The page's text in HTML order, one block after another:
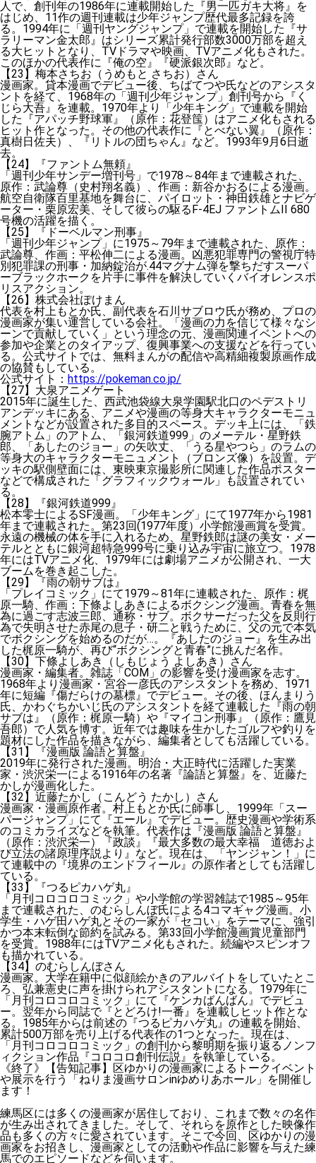
人で、創刊年の1986年に連載開始した『男一匹ガキ大将』を
はじめ、11作の週刊連載は少年ジャンプ歴代最多記録を誇
る。1994年に「週刊ヤングジャンプ」で連載を開始した『サ
ラリーマン金太郎』はシリーズ累計発行部数3000万部を超え
る大ヒットとなり、TVドラマや映画、TVアニメ化もされた。
このほかの代表作に『俺の空』『硬派銀次郎』など。
【23】梅本さちお（うめもと さちお）さん
漫画家。貸本漫画でデビュー後、ちばてつや氏などのアシスタ
ントを経て、1968年の「週刊少年ジャンプ」創刊号から『く
じら大吾』を連載。1970年より「少年キング」で連載を開始
した『アパッチ野球軍』（原作：花登筺）はアニメ化もされる
ヒット作となった。その他の代表作に『とべない翼』（原作：
真樹日佐夫）、『リトルの団ちゃん』など。1993年9月6日逝
去。
【24】『ファントム無頼』
「週刊少年サンデー増刊号」で1978～84年まで連載された、
原作：武論尊（史村翔名義）、作画：新谷かおるによる漫画。
航空自衛隊百里基地を舞台に、パイロット・神田鉄雄とナビゲ
ーター・栗原宏美、そして彼らの駆るF-4EJ ファントムII 680
号機の活躍を描く。
【25】『ドーベルマン刑事』
「週刊少年ジャンプ」に1975～79年まで連載された、原作：
武論尊、作画：平松伸二による漫画。凶悪犯罪専門の警視庁特
別犯罪課の刑事・加納錠治が.44マグナム弾を撃ちだすスーパ
ーブラックホークを片手に事件を解決していくバイオレンスポ
リスアクション。
【26】株式会社ぽけまん
代表を村上もとか氏、副代表を石川サブロウ氏が務め、プロの
漫画家が集い運営している会社。「漫画の力を信じて様々なシ
ーンで貢献していく」という理念の元、漫画関連イベントへの
参加や企業とのタイアップ、復興事業への支援などを行ってい
る。公式サイトでは、無料まんがの配信や高精細複製原画作成
の協賛もしている。
公式サイト： https://pokeman.co.jp/
【27】大泉アニメゲート
2015年に誕生した、西武池袋線大泉学園駅北口のペデストリ
アンデッキにある、アニメや漫画の等身大キャラクターモニュ
メントなどが設置された多目的スペース。デッキ上には、「鉄
腕アトム」のアトム、「銀河鉄道999」のメーテル・星野鉄
郎、「あしたのジョー」の矢吹丈、「うる星やつら」のラムの
等身大のキャラクターモニュメント（ブロンズ像）を設置。デ
ッキの駅側壁面には、東映東京撮影所に関連した作品ポスター
などで構成された「グラフィックウォール」も設置されてい
る。
【28】『銀河鉄道999』
松本零士によるSF漫画。「少年キング」にて1977年から1981
年まで連載された。第23回(1977年度）小学館漫画賞を受賞。
永遠の機械の体を手に入れるため、星野鉄郎は謎の美女・メー
テルとともに銀河超特急999号に乗り込み宇宙に旅立つ。1978
年にはTVアニメ化、1979年には劇場アニメが公開され、一大
ブームを巻き起こした。
【29】『雨の朝サブは』
「プレイコミック」にて1979～81年に連載された、原作：梶
原一騎、作画：下條よしあきによるボクシング漫画。青春を無
為に過ごす志波三郎、通称・サブ。ボクサーだった父を反則行
為で失明させた赤尾の息子・研二と戦うために、父の元で本気
でボクシングを始めるのだが…。『あしたのジョー』を生み出
した梶原一騎が、再び“ボクシングと青春”に挑んだ名作。
【30】下條よしあき（しもじょう よしあき）さん
漫画家・編集者。雑誌「COM」の影響を受け漫画家を志す。
1968年より漫画家・宮谷一彦氏のアシスタントを務め、1971
年に短編『傷だらけの墓標』でデビュー。その後、ほんまりう
氏、かわぐちかいじ氏のアシスタントを経て連載した『雨の朝
サブは』（原作：梶原一騎）や『マイコン刑事』（原作：鷹見
吾郎）で人気を博す。近年では趣味を生かしたゴルフや釣りを
題材にした作品を描きながら、編集者としても活躍している。
【31】『漫画版 論語と算盤』
2019年に発行された漫画。明治・大正時代に活躍した実業
家・渋沢栄一による1916年の名著『論語と算盤』を、近藤た
かしが漫画化した。
【32】近藤たかし（こんどう たかし）さん
漫画家・漫画原作者。村上もとか氏に師事し、1999年「スー
パージャンプ」にて『エール』でデビュー。歴史漫画や学術系
のコミカライズなどを執筆。代表作は『漫画版 論語と算盤』
（原作：渋沢栄一）『政談』『最大多数の最大幸福 道徳およ
び立法の諸原理序説より』など。現在は、「ヤンジャン！」に
て連載中の『境界のエンドフィール』の原作者としても活躍し
ている。
【33】『つるピカハゲ丸』
「月刊コロコロコミック」や小学館の学習雑誌で1985～95年
まで連載された、のむらしんぼ氏による4コマギャグ漫画。小
学生・ハゲ田ハゲ丸とその一家が「セコい」をテーマに、強引
かつ本末転倒な節約を試みる。第33回小学館漫画賞児童部門
を受賞。1988年にはTVアニメ化もされた。続編やスピンオフ
も描かれている。
【34】のむらしんぼさん
漫画家。大学在籍中に似顔絵かきのアルバイトをしていたとこ
ろ、弘兼憲史に声を掛けられアシスタントになる。1979年に
「月刊コロコロコミック」にて『ケンカばんばん』でデビュ
ー。翌年から同誌で『とどろけ!一番』を連載しヒット作とな
る。1985年からは前述の『つるピカハゲ丸』の連載を開始、
累計500万部を売り上げる代表作の1つとなった。現在は、
「月刊コロコロコミック」の創刊から黎明期を振り返るノンフ
ィクション作品『コロコロ創刊伝説』を執筆している。
《終了》【告知記事】区ゆかりの漫画家によるトークイベント
や展示を行う「ねりま漫画サロンinゆめりあホール」を開催し
ます！
練馬区には多くの漫画家が居住しており、これまで数々の名作
が生み出されてきました。そして、それらを原作とした映像作
品も多くの方々に愛されています。そこで今回、区ゆかりの漫
画家をお招きし、漫画家としての活動や作品に影響を与えた練
馬でのエピソードなどを伺います。